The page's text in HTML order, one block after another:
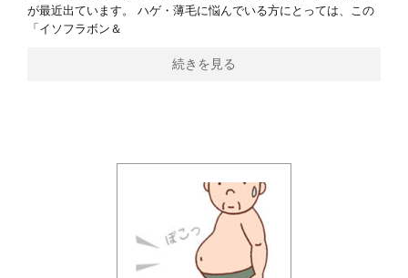
が最近出ています。 ハゲ・薄毛に悩んでいる方にとっては、この
「イソフラボン＆
続きを見る